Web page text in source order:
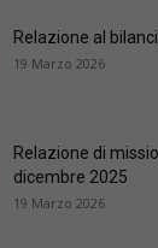
Relazione al
19 Marzo 2026
Relazione di
dicembre 2025
19 Marzo 2026